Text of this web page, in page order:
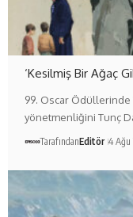
‘Kesilmiş Bir Ağaç
99. Oscar Ödüllerinde
yönetmenliğini Tunç
TarafındanEditör 4 Ağu